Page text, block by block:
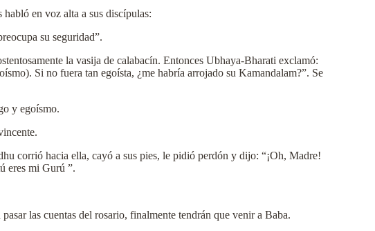
en voz alta a sus discípulas:
su seguridad”.
la vasija de calabacín. Entonces Ubhaya-Bharati exclamó:
Si no fuera tan egoísta, ¿me habría arrojado su Kamandalam?”. Se
y egoísmo.
corrió hacia ella, cayó a sus pies, le pidió perdón y dijo: “¡Oh, Madre!
eres mi Gurú ”.
las cuentas del rosario, finalmente tendrán que venir a Baba.